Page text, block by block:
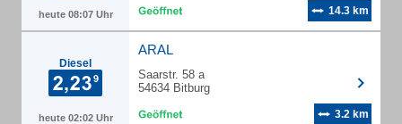
heute 08:07 Uhr 14.3 km
Diesel
heute 02:02 Uhr
ARAL
Saarstr. 58 a
54634 Bitburg
3.2 km